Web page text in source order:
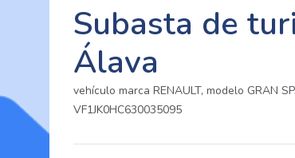
Subasta de
Álava
vehículo marca RENAULT, modelo GRAN
VF1JK0HC630035095